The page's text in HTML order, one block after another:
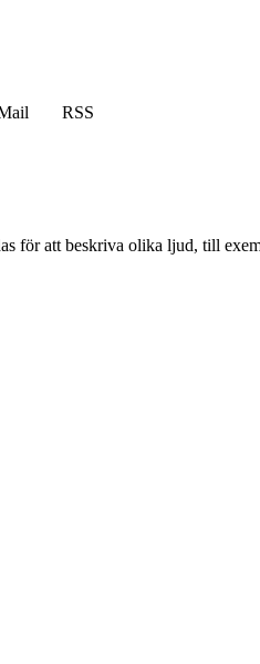
RSS
för att beskriva olika ljud, till